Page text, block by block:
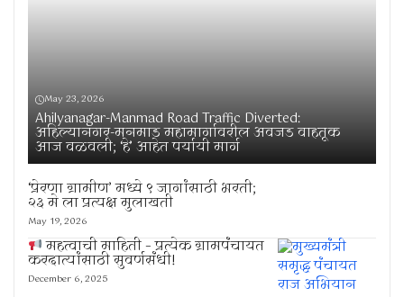
May 23, 2026
Ahilyanagar-Manmad Road Traffic Diverted:
अहिल्यानगर-मनमाड महामार्गावरील अवजड वाहतूक
आज वळवली; ‘हे’ आहेत पर्यायी मार्ग
‘प्रेरणा ग्रामीण’ मध्ये ९ जागांसाठी भरती;
२३ मे ला प्रत्यक्ष मुलाखती
May 19, 2026
महत्वाची माहिती – प्रत्येक ग्रामपंचायत
करदात्यांसाठी सुवर्णसंधी!
December 6, 2025